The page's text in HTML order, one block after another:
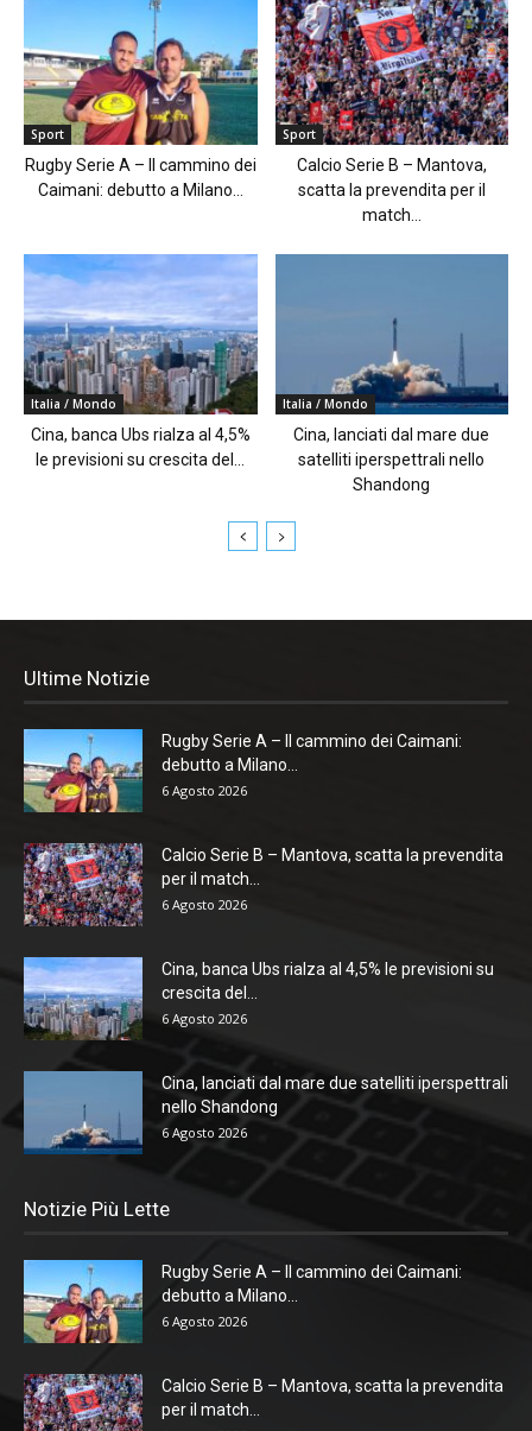
Sport
Rugby Serie A – Il cammino dei
Caimani: debutto a Milano...
Sport
Calcio Serie B – Mantova,
scatta la prevendita per il
match...
Italia / Mondo
Cina, banca Ubs rialza al 4,5%
le previsioni su crescita del...
Italia / Mondo
Cina, lanciati dal mare due
satelliti iperspettrali nello
Shandong
Ultime Notizie
Rugby Serie A – Il cammino dei Caimani:
debutto a Milano...
6 Agosto 2026
Calcio Serie B – Mantova, scatta la prevendita
per il match...
6 Agosto 2026
Cina, banca Ubs rialza al 4,5% le previsioni su
crescita del...
6 Agosto 2026
Cina, lanciati dal mare due satelliti iperspettrali
nello Shandong
6 Agosto 2026
Notizie Più Lette
Rugby Serie A – Il cammino dei Caimani:
debutto a Milano...
6 Agosto 2026
Calcio Serie B – Mantova, scatta la prevendita
per il match...